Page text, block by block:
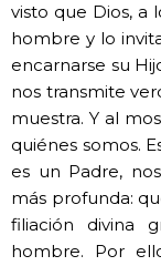
visto que Dios, a
hombre y lo
encarnarse su
nos transmite
muestra. Y al
quiénes somos.
es un Padre,
más profunda:
filiación divina
hombre. Por